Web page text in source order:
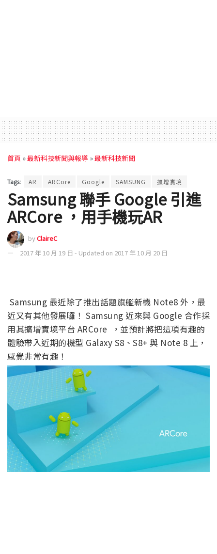
首頁 »最新科技新聞與報導 »最新科技新聞
Tags: AR ARCore Google SAMSUNG 擴增實境
Samsung 聯手 Google 引進
ARCore ，用手機玩AR
byClaireC
2017 年 10 月 19 日 - Updated on 2017 年 10 月 20 日
Samsung 最近除了推出話題旗艦新機 Note8 外，最
近又有其他發展囉！ Samsung 近來與 Google 合作採
用其擴增實境平台 ARCore ，並預計將把這項有趣的
體驗帶入近期的機型 Galaxy S8、S8+ 與 Note 8 上，
感覺非常有趣！